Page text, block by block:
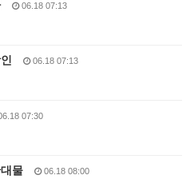
06.18 07:13
06.18 07:13
07:30
물 06.18 08:00